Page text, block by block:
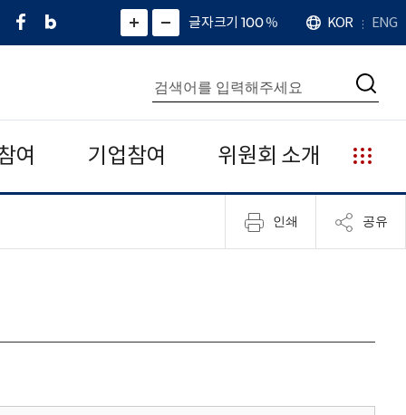
페
네
그
)
화
면
면
소
확
대
치
글자크기 100%
언
어
KOR ENG
통
합
검
색
검
여 기업참여 위원회 소개
누
리
집
안
인쇄 공유